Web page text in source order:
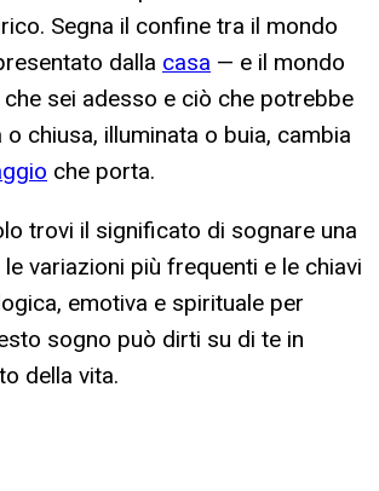
Segna il confine tra il mondo
dalla casa — e il mondo
sei adesso e ciò che potrebbe
chiusa, illuminata o buia, cambia
che porta.
trovi il significato di sognare una
variazioni più frequenti e le chiavi
emotiva e spirituale per
sogno può dirti su di te in
della vita.